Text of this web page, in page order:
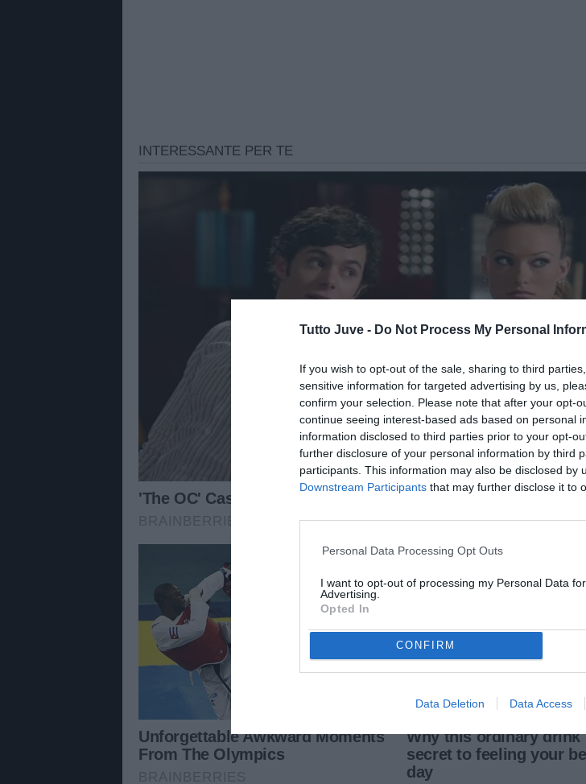
Tutto Juve - Do Not Process My Personal
If you wish to opt-out of the sale, sharing to third
sensitive information for targeted advertising by us,
confirm your selection. Please note that after your opt-
continue seeing interest-based ads based on personal
information disclosed to third parties prior to your opt-
further disclosure of your personal information by third
participants. This information may also be disclosed by
Downstream Participants that may further disclose it to
Personal Data Processing Opt Outs
I want to opt-out of processing my Personal Data
Advertising.
Opted In
CONFIRM
Data Deletion Data Access